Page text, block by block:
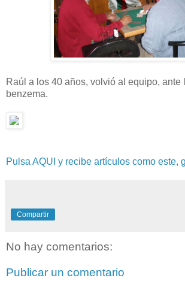
Raúl a los 40 años, volvió al equipo, ante
benzema.
Pulsa AQUI y recibe artículos como este,
Compartir
No hay comentarios:
Publicar un comentario